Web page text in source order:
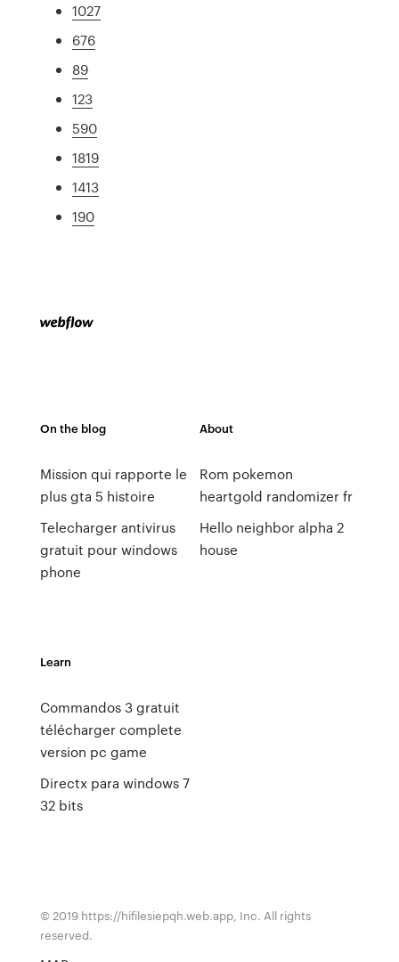
1027
676
89
123
590
1819
1413
190
On the blog
Mission qui rapporte le
plus gta 5 histoire
Telecharger antivirus
gratuit pour windows
phone
About
Rom pokemon
heartgold randomizer fr
Hello neighbor alpha 2
house
Learn
Commandos 3 gratuit
télécharger complete
version pc game
Directx para windows 7
32 bits
© 2019 https://hifilesiepqh.web.app, Inc. All rights
reserved.